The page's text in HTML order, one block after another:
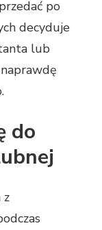
po
decyduje
lub
do
z